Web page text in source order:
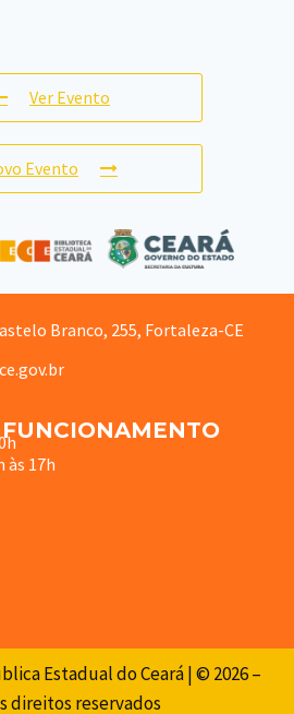
Ver Evento
Evento
Branco, 255, Fortaleza-CE
às 17h
Estadual do Ceará | © 2026 –
direitos reservados